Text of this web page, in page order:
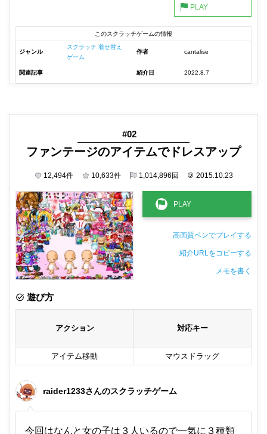
このスクラッチゲームの情報
ジャンル
スクラッチ 着せ替え
ゲーム
作者 cantalise
関連記事 紹介日 2022.8.7
#02
ファンテージのアイテムでドレスアップ
12,494件 10,633件 1,014,896 回 © 2015.10.23
高画質ペンでプレイする
紹介URLをコピーする
メモを書く
遊び方
アクション 対応キー
アイテム移動 マウスドラッグ
raider1233さんのスクラッチゲーム
今回はなんと女の子は３人いるので一気に３種類